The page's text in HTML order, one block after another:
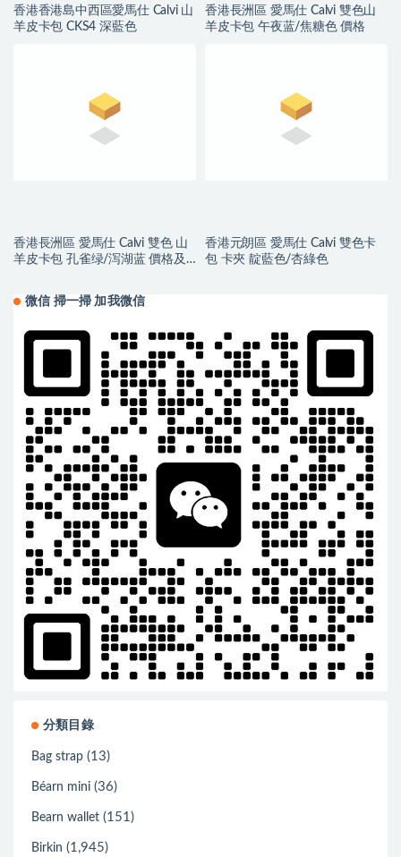
香港香港島中西區愛馬仕 Calvi 山
羊皮卡包 CKS4 深藍色
香港長洲區 愛馬仕 Calvi 雙色山
羊皮卡包 午夜蓝/焦糖色 價格
香港長洲區 愛馬仕 Calvi 雙色 山
羊皮卡包 孔雀绿/泻湖蓝 價格及
香港元朗區 愛馬仕 Calvi 雙色卡
包 卡夾 靛藍色/杏綠色
微信 掃一掃 加我微信
分類目錄
Bag strap (13)
Béarn mini (36)
Bearn wallet (151)
Birkin (1,945)